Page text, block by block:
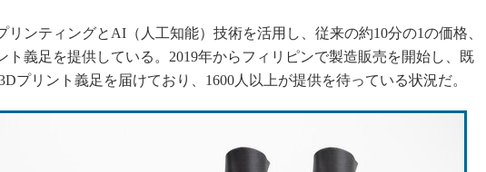
イノベーション
製造業ビッグデータ
知財マネジメント
ンティングとAI（人工知能）技術を活用し、従来の約10分の1の価格、
ト義足を提供している。2019年からフィリピンで製造販売を開始し、既
プリント義足を届けており、1600人以上が提供を待っている状況だ。